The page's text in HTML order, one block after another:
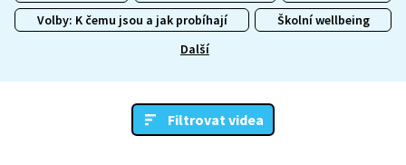
Volby: K čemu jsou a jak probíhají
Školní wellbeing
Další
Filtrovat videa